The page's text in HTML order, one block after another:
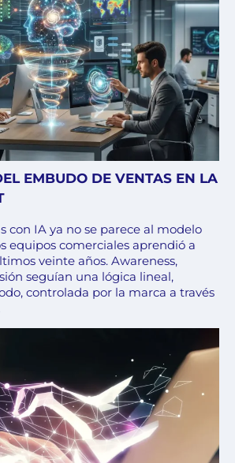
EMBUDO DE VENTAS EN LA
con IA ya no se parece al modelo
equipos comerciales aprendió a
veinte años. Awareness,
seguían una lógica lineal,
controlada por la marca a través